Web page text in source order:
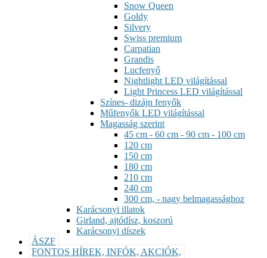
Snow Queen
Goldy
Silvery
Swiss premium
Carpatian
Grandis
Lucfenyő
Nightlight LED világítással
Light Princess LED világítással
Színes- dizájn fenyők
Műfenyők LED világítással
Magasság szerint
45 cm - 60 cm - 90 cm - 100 cm
120 cm
150 cm
180 cm
210 cm
240 cm
300 cm, - nagy belmagassághoz
Karácsonyi illatok
Girland, ajtódísz, koszorú
Karácsonyi díszek
ÁSZF
FONTOS HÍREK, INFÓK, AKCIÓK,